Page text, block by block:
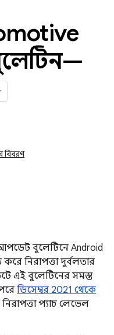
বিবরণ
বুলেটিনে Android
করে নিরাপত্তা দুর্বলতার
এই বুলেটিনের সমস্ত
ডিসেম্বর 2021 থেকে
প্যাচ লেভেল